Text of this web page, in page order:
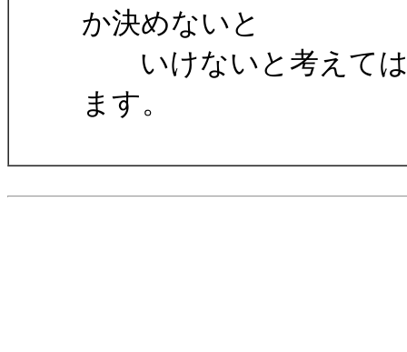
か決めないと
いけないと考えては
ます。